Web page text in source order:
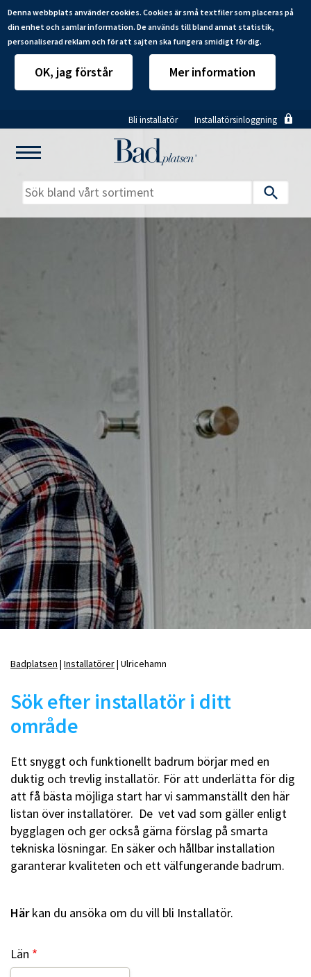
Denna webbplats använder cookies. Cookies är små textfiler som placeras på
din enhet och samlar information. De används till bland annat statistik,
personaliserad reklam och för att sajten ska fungera smidigt för dig.
OK, jag förstår Mer information
till
huvudinnehåll
Bli installatör Installatörsinloggning
Våra varumärken
Badplatsen Installatörer Ulricehamn
Sök efter installatör i ditt
område
Ett snyggt och funktionellt badrum börjar med en
duktig och trevlig installatör. För att underlätta för dig
att få bästa möjliga start har vi sammanställt den här
listan över installatörer. De vet vad som gäller enligt
bygglagen och ger också gärna förslag på smarta
tekniska lösningar. En säker och hållbar installation
garanterar kvaliteten och ett välfungerande badrum.
Härkan du ansöka om du vill bli Installatör.
Län